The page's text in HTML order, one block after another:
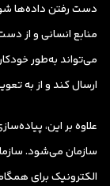
دست رفتن داده‌ها
منابع انسانی و از
می‌تواند به‌طور
ارسال کند و از به
علاوه بر این،
سازمان می‌شود.
الکترونیک برای